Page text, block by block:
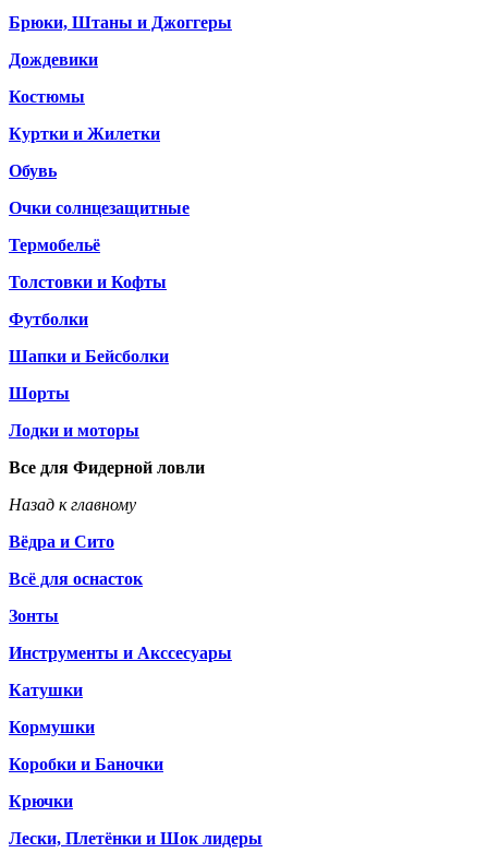
Брюки, Штаны и Джоггеры
Дождевики
Костюмы
Куртки и Жилетки
Обувь
Очки солнцезащитные
Термобельё
Толстовки и Кофты
Футболки
Шапки и Бейсболки
Шорты
Лодки и моторы
Все для Фидерной ловли
Назад к главному
Вёдра и Сито
Всё для оснасток
Зонты
Инструменты и Акссесуары
Катушки
Кормушки
Коробки и Баночки
Крючки
Лески, Плетёнки и Шок лидеры